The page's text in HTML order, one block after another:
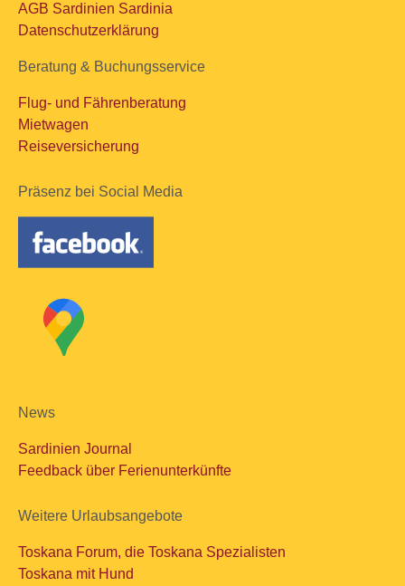
AGB Sardinien Sardinia
Datenschutzerklärung
Beratung & Buchungsservice
Flug- und Fährenberatung
Mietwagen
Reiseversicherung
Präsenz bei Social Media
News
Sardinien Journal
Feedback über Ferienunterkünfte
Weitere Urlaubsangebote
Toskana Forum, die Toskana Spezialisten
Toskana mit Hund